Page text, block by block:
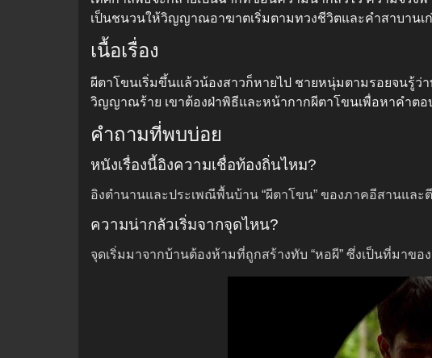
เป็นชนวนให้วิญญาณอาฆาตเริ่มตามทวงชีวิตและคำสาบานเ
เนื้อเรื่อง
ผีตาโขนเริ่มขึ้นแล้วน้องสาวก็หายไป ชายหนุ่มตามรอยจนรู้ว่
วิญญาณร้าย เขาต้องฝ่าพิธีและหน้ากากผีตาโขนเพื่อหาคำตอ
คำถามที่พบบ่อย
หนังเรื่องนี้อิงความเชื่อท้องถิ่นไหม?
อิงตำนานและประเพณีพื้นบ้าน “ผีตาโขน” ของภาคอีสานและ
ความน่ากลัวเริ่มจากจุดไหน?
จุดเริ่มมาจากบ้านต้องห้ามที่ถูกสร้างทับ “หอผี” ซึ่งเป็นที่มาข